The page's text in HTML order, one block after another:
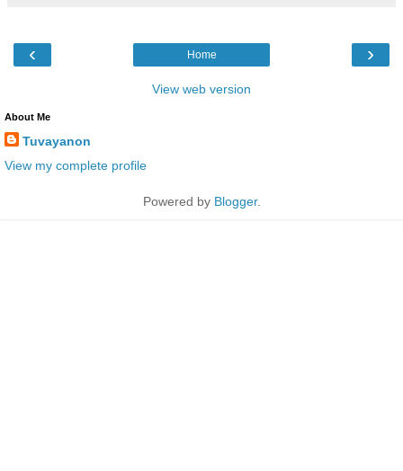
‹ ›
Home
View web version
About Me
Tuvayanon
View my complete profile
Powered by Blogger.